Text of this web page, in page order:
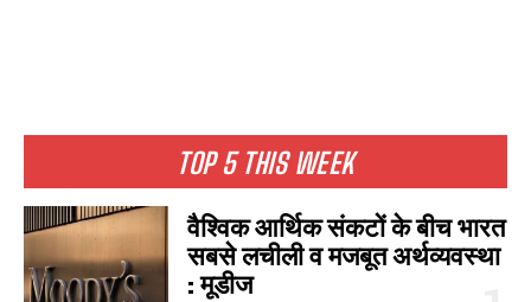
TOP 5 THIS WEEK
वैश्विक आर्थिक संकटों के बीच भारत
सबसे लचीली व मजबूत अर्थव्यवस्था
: मूडीज